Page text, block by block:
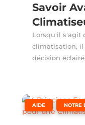
Savoir
Lorsqu'il s'agit
climatisation, il
décision
AIDE NOTRE